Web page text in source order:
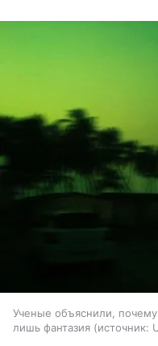
Ученые объяснили,
лишь фантазия
источник: